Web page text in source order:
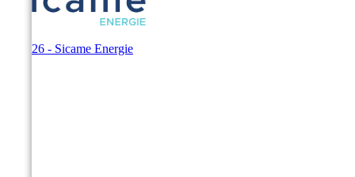
© 2026 - Sicame Energie